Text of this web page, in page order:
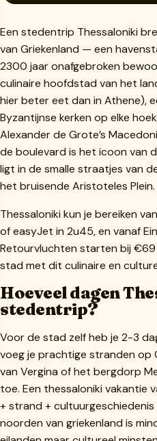
Een stedentrip Thessaloniki
van Griekenland — een
2300 jaar onafgebroken
culinaire hoofdstad van het
hier beter eet dan in Athene),
Byzantijnse kerken op elke
Alexander de Grote’s
de boulevard is het icoon van
ligt in de smalle straatjes van
het bruisende Aristoteles Plein.
Thessaloniki kun je bereiken
of easyJet in 2u45, en vanaf
Retourvluchten starten bij
stad met dit culinaire en
Hoeveel dagen
stedentrip?
Voor de stad zelf heb je 2-3
voeg je prachtige stranden op
van Vergina of het bergdorp
toe. Een thessaloniki vakantie
+ strand +
noorden van griekenland is